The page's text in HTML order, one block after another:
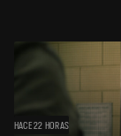
HACE 22 HORAS